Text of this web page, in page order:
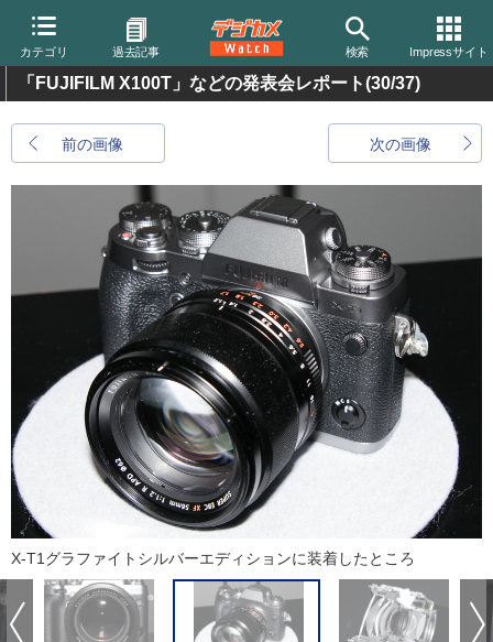
カテゴリ 過去記事 検索 Impressサイト
「FUJIFILM X100T」などの発表会レポート(30/37)
前の画像 次の画像
X-T1グラファイトシルバーエディションに装着したところ